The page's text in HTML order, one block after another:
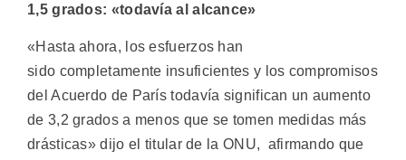
1,5 grados: «todavía al alcance»
«Hasta ahora, los esfuerzos han
sido completamente insuficientes y los compromisos
del Acuerdo de París todavía significan un aumento
de 3,2 grados a menos que se tomen medidas más
drásticas» dijo el titular de la ONU, afirmando que